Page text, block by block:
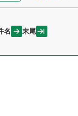
名 末尾